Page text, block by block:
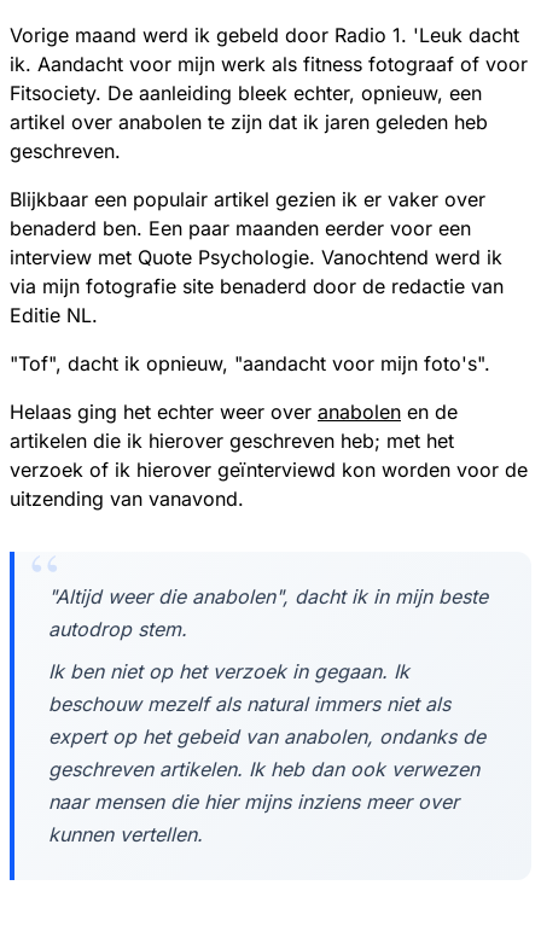
Vorige maand werd ik gebeld door Radio 1. 'Leuk dacht
ik. Aandacht voor mijn werk als fitness fotograaf of voor
Fitsociety. De aanleiding bleek echter, opnieuw, een
artikel over anabolen te zijn dat ik jaren geleden heb
geschreven.
Blijkbaar een populair artikel gezien ik er vaker over
benaderd ben. Een paar maanden eerder voor een
interview met Quote Psychologie. Vanochtend werd ik
via mijn fotografie site benaderd door de redactie van
Editie NL.
"Tof", dacht ik opnieuw, "aandacht voor mijn foto's".
Helaas ging het echter weer over anabolen en de
artikelen die ik hierover geschreven heb; met het
verzoek of ik hierover geïnterviewd kon worden voor de
uitzending van vanavond.
"Altijd weer die anabolen", dacht ik in mijn beste
autodrop stem.
Ik ben niet op het verzoek in gegaan. Ik
beschouw mezelf als natural immers niet als
expert op het gebeid van anabolen, ondanks de
geschreven artikelen. Ik heb dan ook verwezen
naar mensen die hier mijns inziens meer over
kunnen vertellen.